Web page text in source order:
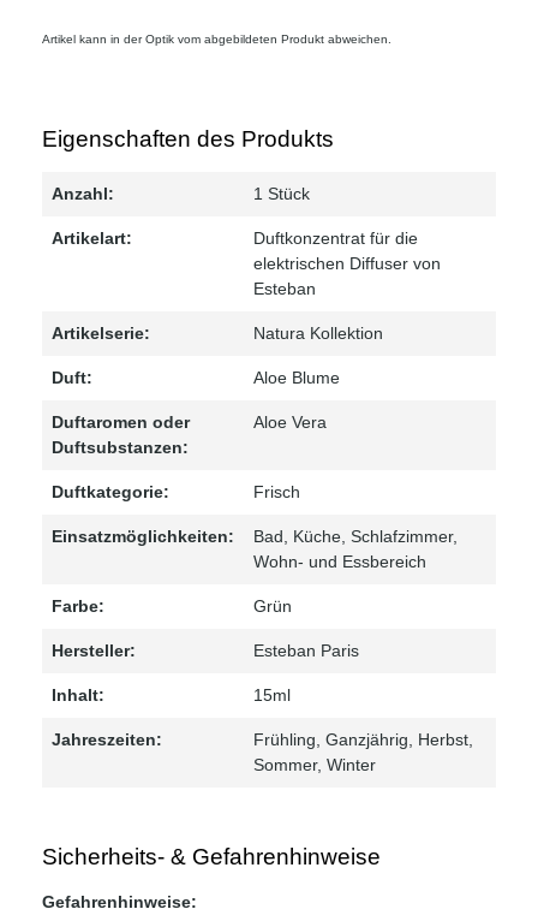
Artikel kann in der Optik vom abgebildeten Produkt abweichen.
Eigenschaften des Produkts
Anzahl: 1 Stück
Artikelart:
Duftkonzentrat für die
elektrischen Diffuser von
Esteban
Artikelserie: Natura Kollektion
Duft: Aloe Blume
Duftaromen oder
Duftsubstanzen:
Aloe Vera
Duftkategorie: Frisch
Einsatzmöglichkeiten: Bad , Küche , Schlafzimmer,
Wohn- und Essbereich
Farbe: Grün
Hersteller: Esteban Paris
Inhalt: 15ml
Jahreszeiten: Frühling , Ganzjährig , Herbst
Sommer, Winter
Sicherheits- & Gefahrenhinweise
Gefahrenhinweise: